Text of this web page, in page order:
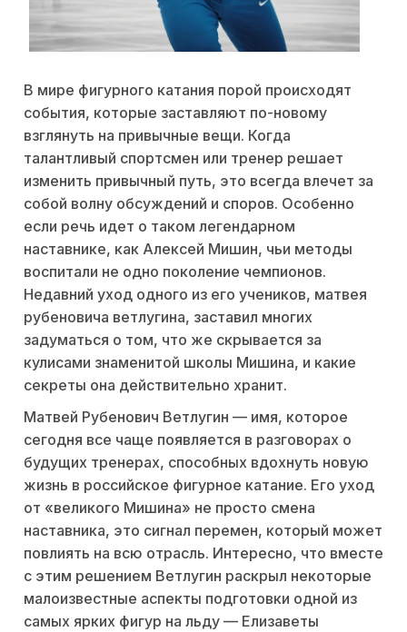
В мире фигурного катания порой происходят
события, которые заставляют по-новому
взглянуть на привычные вещи. Когда
талантливый спортсмен или тренер решает
изменить привычный путь, это всегда влечет за
собой волну обсуждений и споров. Особенно
если речь идет о таком легендарном
наставнике, как Алексей Мишин, чьи методы
воспитали не одно поколение чемпионов.
Недавний уход одного из его учеников, матвея
рубеновича ветлугина, заставил многих
задуматься о том, что же скрывается за
кулисами знаменитой школы Мишина, и какие
секреты она действительно хранит.
Матвей Рубенович Ветлугин — имя, которое
сегодня все чаще появляется в разговорах о
будущих тренерах, способных вдохнуть новую
жизнь в российское фигурное катание. Его уход
от «великого Мишина» не просто смена
наставника, это сигнал перемен, который может
повлиять на всю отрасль. Интересно, что вместе
с этим решением Ветлугин раскрыл некоторые
малоизвестные аспекты подготовки одной из
самых ярких фигур на льду — Елизаветы